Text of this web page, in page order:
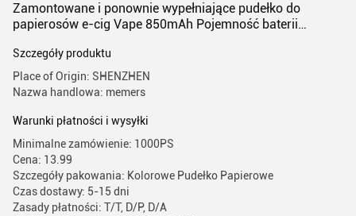
Zamontowane i ponownie wypełniające pudełko do
papierosów e-cig Vape 850mAh Pojemność baterii
Szczegóły produktu
Place of Origin: SHENZHEN
Nazwa handlowa: memers
Warunki płatności i wysyłki
Minimalne zamówienie: 1000PS
Cena: 13.99
Szczegóły pakowania: Kolorowe Pudełko Papierowe
Czas dostawy: 5-15 dni
Zasady płatności: T/T, D/P, D/A